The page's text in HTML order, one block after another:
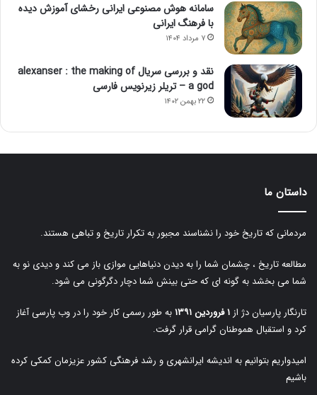
سامانه هوش مصنوعی ایرانی رخشای آموزش دیده
با فرهنگ ایرانی
۷ مرداد ۱۴۰۴
نقد و بررسی سریال alexanser : the making of
a god – تریلر زیرنویس فارسی
۲۲ بهمن ۱۴۰۲
داستان ما
مردمانی که تاریخ خود را نشناسند مجبور به تکرار تاریخ و تباهی هستند.
مطالعه تاریخ ، چشمان شما را به دیدن دنیاهایی موازی باز می کند و دیدی نو به
شما می بخشد به گونه ای که حتی بینش شما دچار دگرگونی می شود.
تارنگار پارسیان دژ از ۱ فروردین ۱۳۹۱
به طور رسمی کار خود را در وب پارسی آغاز
کرد و استقبال هموطنان گرامی قرار گرفت.
امیدواریم بتوانیم به اندیشه ایرانشهری و رشد فرهنگی کشور عزیزمان کمکی کرده
باشیم